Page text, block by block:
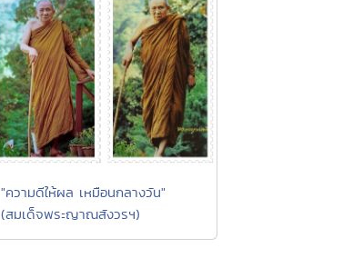
"ความดีให้ผล เหมือนกลางวัน"
(สมเด็จพระญาณสังวรฯ)